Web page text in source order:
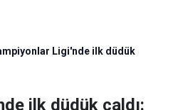
Ligi'nde ilk düdük
ilk düdük çaldı: